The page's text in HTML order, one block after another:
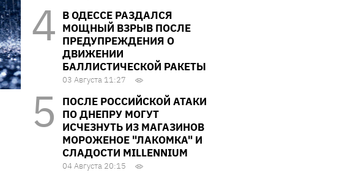
В ОДЕССЕ РАЗДАЛСЯ
МОЩНЫЙ ВЗРЫВ ПОСЛЕ
ПРЕДУПРЕЖДЕНИЯ О
ДВИЖЕНИИ
БАЛЛИСТИЧЕСКОЙ РАКЕТЫ
03 Августа 11:27
ПОСЛЕ РОССИЙСКОЙ АТАКИ
ПО ДНЕПРУ МОГУТ
ИСЧЕЗНУТЬ ИЗ МАГАЗИНОВ
МОРОЖЕНОЕ "ЛАКОМКА" И
СЛАДОСТИ MILLENNIUM
04 Августа 20:15